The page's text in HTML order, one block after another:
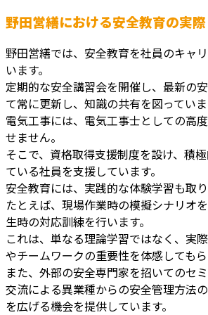
野田営繕における安全教育の実際
野田営繕では、安全教育を社員のキャ
います。
定期的な安全講習会を開催し、最新の
て常に更新し、知識の共有を図っていま
電気工事には、電気工事士としての高
せません。
そこで、資格取得支援制度を設け、積
ている社員を支援しています。
安全教育には、実践的な体験学習も取り
たとえば、現場作業時の模擬シナリオ
生時の対応訓練を行います。
これは、単なる理論学習ではなく、実
やチームワークの重要性を体感してもら
また、外部の安全専門家を招いてのセ
交流による異業種からの安全管理方法
を広げる機会を提供しています。